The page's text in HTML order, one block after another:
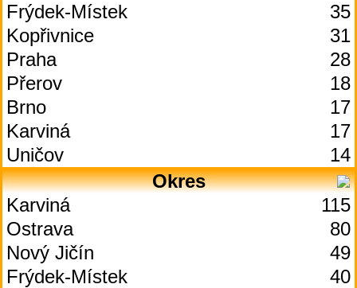
Frýdek-Místek
35
Kopřivnice
31
Praha
28
Přerov
18
Brno
17
Karviná
17
Uničov
14
Okres
Karviná
115
Ostrava
80
Nový Jičín
49
Frýdek-Místek
40